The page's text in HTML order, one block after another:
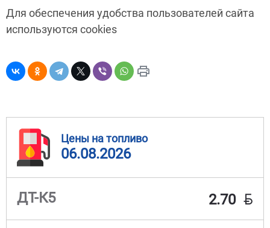
Для обеспечения удобства пользователей сайта
используются cookies
Цены на топливо
06.08.2026
ДТ-К5 2.70 BYN